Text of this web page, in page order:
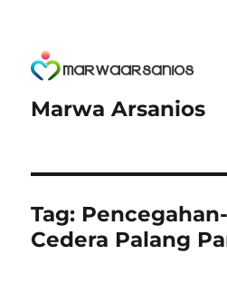
Marwa Arsanios
Tag:
Cedera Palang